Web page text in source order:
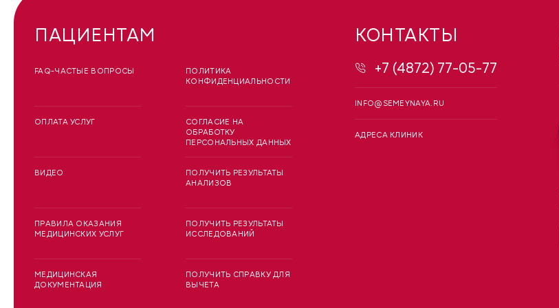
ПАЦИЕНТАМ
FAQ-ЧАСТЫЕ ВОПРОСЫ
ОПЛАТА УСЛУГ
ВИДЕО
ПРАВИЛА ОКАЗАНИЯ
МЕДИЦИНСКИХ УСЛУГ
МЕДИЦИНСКАЯ
ДОКУМЕНТАЦИЯ
ПОЛИТИКА
КОНФИДЕНЦИАЛЬНОСТИ
СОГЛАСИЕ НА
ОБРАБОТКУ
ПЕРСОНАЛЬНЫХ ДАННЫХ
ПОЛУЧИТЬ РЕЗУЛЬТАТЫ
АНАЛИЗОВ
ПОЛУЧИТЬ РЕЗУЛЬТАТЫ
ИССЛЕДОВАНИЙ
ПОЛУЧИТЬ СПРАВКУ ДЛЯ
ВЫЧЕТА
КОНТАКТЫ
+7 (4872) 77-05-77
INFO@SEMEYNAYA.RU
АДРЕСА КЛИНИК